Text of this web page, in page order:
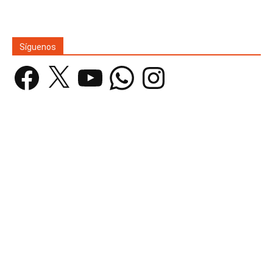
Síguenos
Facebook YouTube WhatsAppInstagram